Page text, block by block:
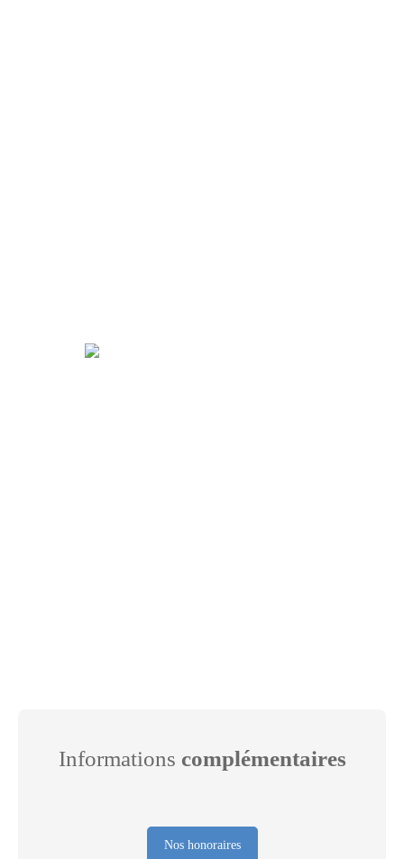
Informations complémentaires
Nos honoraires